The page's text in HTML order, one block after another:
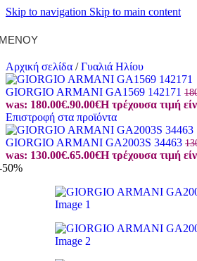
Skip to navigation Skip to main content
Αρχική σελίδα / Γυαλιά Ηλίου
GIORGIO ARMANI GA1569 142171
was: 180.00€.90.00€Η τρέχουσα τιμή
Επιστροφή στα προϊόντα
GIORGIO ARMANI GA2003S 34463
was: 130.00€.65.00€Η τρέχουσα τιμή
50%